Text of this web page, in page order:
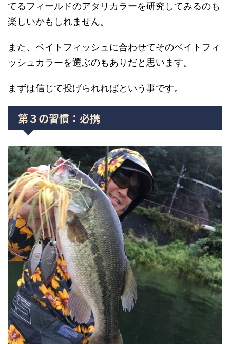
てるフィールドのアタリカラーを研究してみるのも
楽しいかもしれません。
また、ベイトフィッシュに合わせてそのベイトフィ
ッシュカラーを選ぶのもありだと思います。
まずは信じて投げられればという事です。
第３の習慣：必携